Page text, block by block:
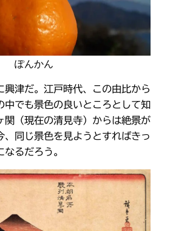
ぽんかん
興津だ。江戸時代、この由比から
中でも景色の良いところとして知
関（現在の清見寺）からは絶景が
、同じ景色を見ようとすればきっ
るだろう。